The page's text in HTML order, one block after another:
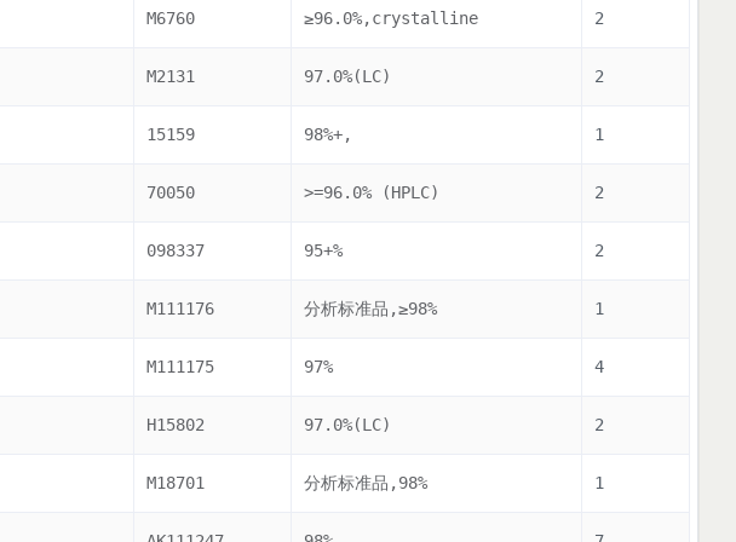
M6760 ≥96.0%,crystalline 2
M2131 97.0%(LC) 2
15159 98%+, 1
70050 >=96.0% (HPLC) 2
098337 95+% 2
M111176 分析标准品,≥98% 1
M111175 97% 4
H15802 97.0%(LC) 2
M18701 分析标准品,98% 1